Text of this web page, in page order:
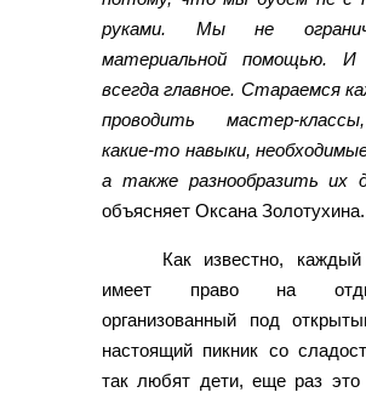
руками. Мы не
материальной помощью.
всегда главное. Стараемся
проводить мастер-
какие-то навыки,
а также разнообразить их
объясняет Оксана Золотухина.
Как известно, каждый
имеет право на
организованный под
настоящий пикник со
так любят дети, еще раз это